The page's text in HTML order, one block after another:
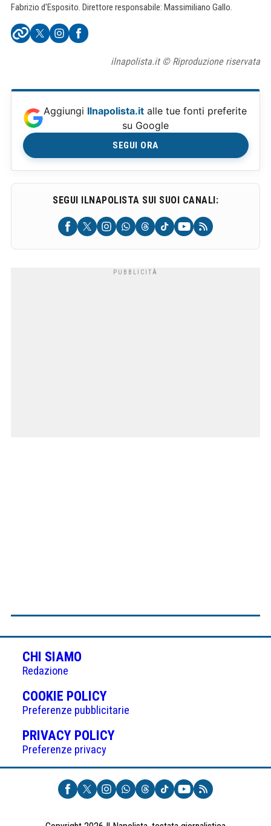
Fabrizio d'Esposito. Direttore responsabile: Massimiliano Gallo.
ilnapolista.it © Riproduzione riservata
Aggiungi Ilnapolista.it alle tue fonti preferite
su Google
SEGUI ORA
SEGUI ILNAPOLISTA SUI SUOI CANALI:
CHI SIAMO
Redazione
COOKIE POLICY(APRE
IN
UNA
NUOVA
Preferenze pubblicitarie
PRIVACY POLICY(APRE
UNA
NUOVA
SCHEDA)
Preferenze privacy